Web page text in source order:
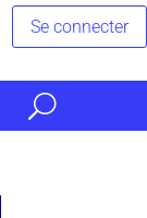
Se connecter